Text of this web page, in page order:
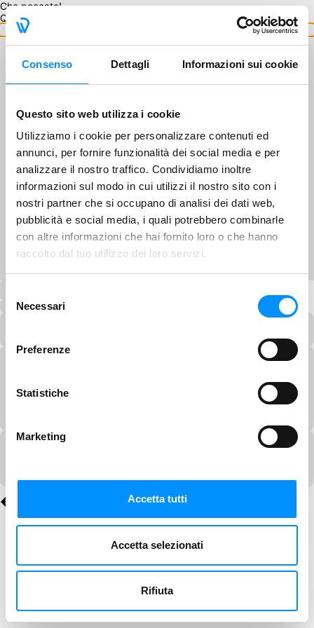
Consenso Dettagli Informazioni sui cookie
Questo sito web utilizza i cookie
Utilizziamo i cookie per personalizzare contenuti ed
annunci, per fornire funzionalità dei social media e per
analizzare il nostro traffico. Condividiamo inoltre
informazioni sul modo in cui utilizzi il nostro sito con i
nostri partner che si occupano di analisi dei dati web,
pubblicità e social media, i quali potrebbero combinarle
con altre informazioni che hai fornito loro o che hanno
raccolto dal tuo utilizzo dei loro servizi.
delNecessari
Preferenze
Statistiche
Marketing
Accetta tutti
Accetta selezionati
Rifiuta
Che peccato!
Questo GA non è disponibile.